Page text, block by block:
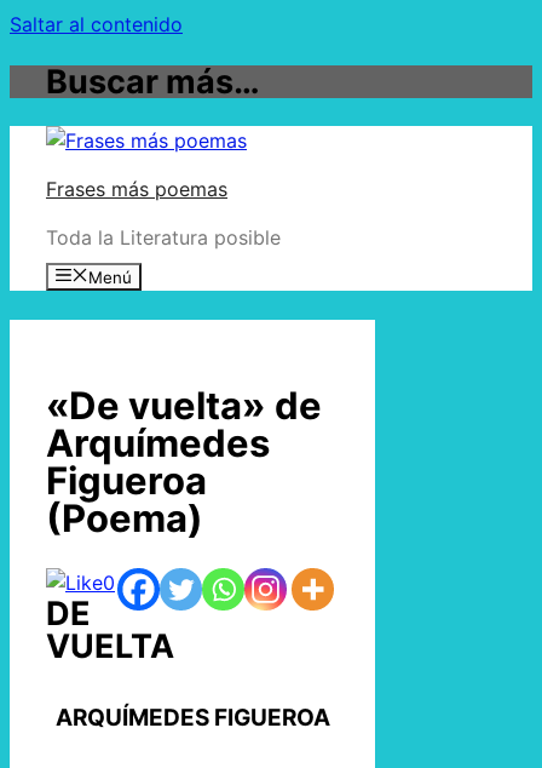
Saltar al contenido
Buscar más…
Frases más poemas
Toda la Literatura posible
Menú
«De vuelta» de
Arquímedes
Figueroa
(Poema)
0
DE
VUELTA
ARQUÍMEDES FIGUEROA